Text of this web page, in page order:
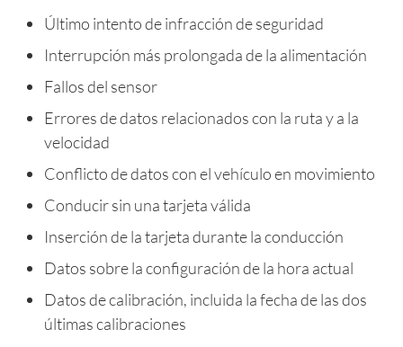
Último intento de infracción de seguridad
Interrupción más prolongada de la alimentación
Fallos del sensor
Errores de datos relacionados con la ruta y a la
velocidad
Conflicto de datos con el vehículo en movimiento
Conducir sin una tarjeta válida
Inserción de la tarjeta durante la conducción
Datos sobre la configuración de la hora actual
Datos de calibración, incluida la fecha de las dos
últimas calibraciones